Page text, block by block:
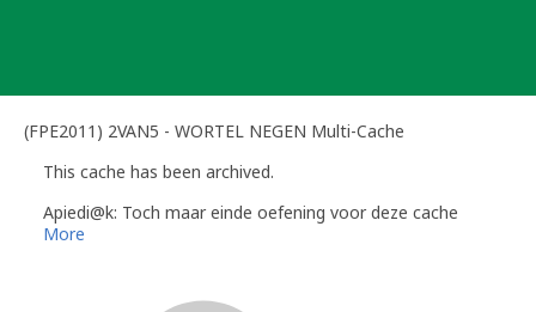
(FPE2011) 2VAN5 - WORTEL NEGEN Multi-Cache
This cache has been archived.
Apiedi@k: Toch maar einde oefening voor deze cache
More